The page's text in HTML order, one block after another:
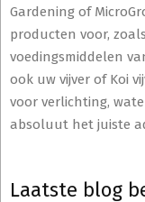
Gardening of
producten voor,
voedingsmiddelen
ook uw vijver of Koi
voor verlichting,
absoluut het juiste
Laatste blog